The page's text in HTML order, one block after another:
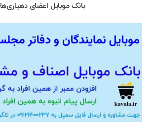
بانک موبایل اعضای دهیاری‌ها